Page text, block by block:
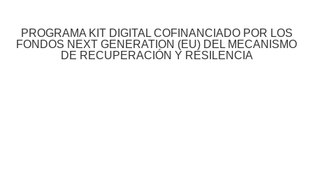
PROGRAMA KIT DIGITAL COFINANCIADO POR LOS
FONDOS NEXT GENERATION (EU) DEL MECANISMO
DE RECUPERACIÓN Y RESILENCIA